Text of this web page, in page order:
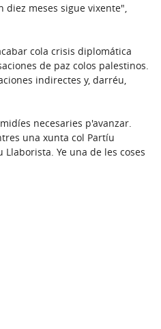
meses sigue vixente",
cola crisis diplomática
de paz colos palestinos.
indirectes y, darréu,
necesaries p'avanzar.
una xunta col Partíu
Ye una de les coses